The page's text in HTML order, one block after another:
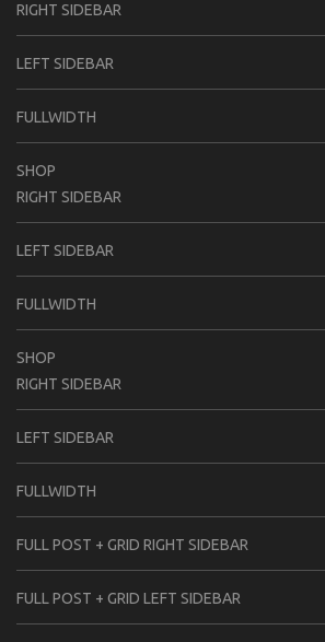
RIGHT SIDEBAR
LEFT SIDEBAR
FULLWIDTH
SHOP
RIGHT SIDEBAR
LEFT SIDEBAR
FULLWIDTH
SHOP
RIGHT SIDEBAR
LEFT SIDEBAR
FULLWIDTH
FULL POST + GRID RIGHT SIDEBAR
FULL POST + GRID LEFT SIDEBAR